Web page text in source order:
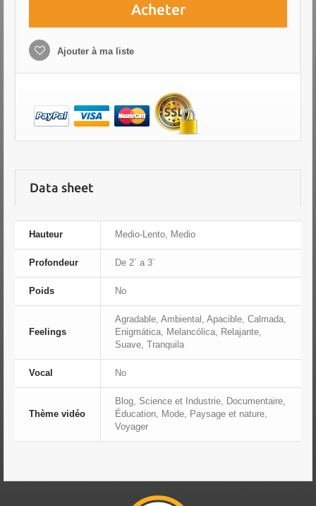
Acheter
Ajouter à ma liste
Data sheet
Hauteur Medio-Lento, Medio
Profondeur De 2´ a 3´
Poids No
Feelings
Agradable, Ambiental, Apacible, Calmada,
Enigmática, Melancólica, Relajante,
Suave, Tranquila
Vocal No
Thème vidéo
Blog, Science et Industrie, Documentaire,
Éducation, Mode, Paysage et nature,
Voyager